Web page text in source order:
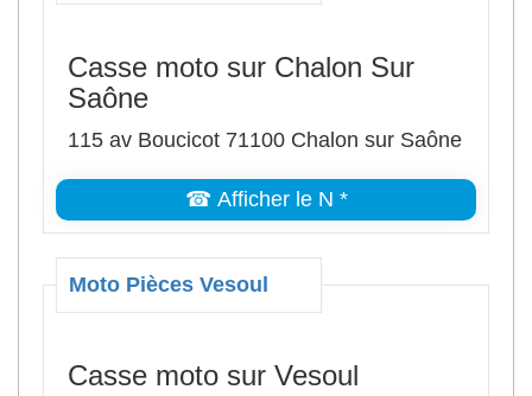
Casse moto sur Chalon Sur
Saône
115 av Boucicot 71100 Chalon sur Saône
☎ Afficher le N *
Moto Pièces Vesoul
Casse moto sur Vesoul